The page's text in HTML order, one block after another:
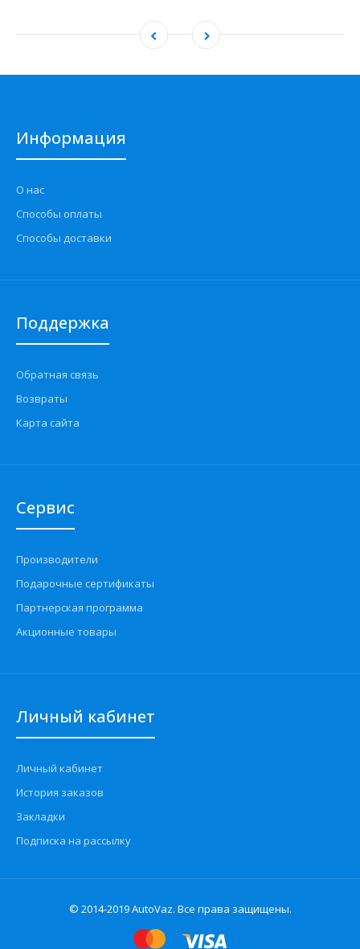
Информация
О нас
Способы оплаты
Способы доставки
Поддержка
Обратная связь
Возвраты
Карта сайта
Сервис
Производители
Подарочные сертификаты
Партнерская программа
Акционные товары
Личный кабинет
Личный кабинет
История заказов
Закладки
Подписка на рассылку
© 2014-2019 AutoVaz. Все права защищены.